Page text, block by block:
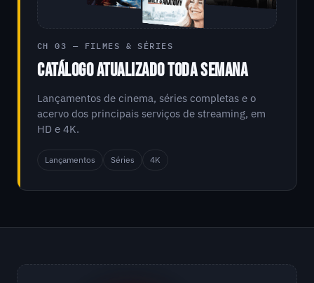
CH 03 — FILMES & SÉRIES
CATÁLOGO ATUALIZADO TODA SEMANA
Lançamentos de cinema, séries completas e o
acervo dos principais serviços de streaming, em
HD e 4K.
Lançamentos Séries 4K